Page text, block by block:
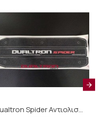
Dualtron Spider Αντιολισθητική Ταινία